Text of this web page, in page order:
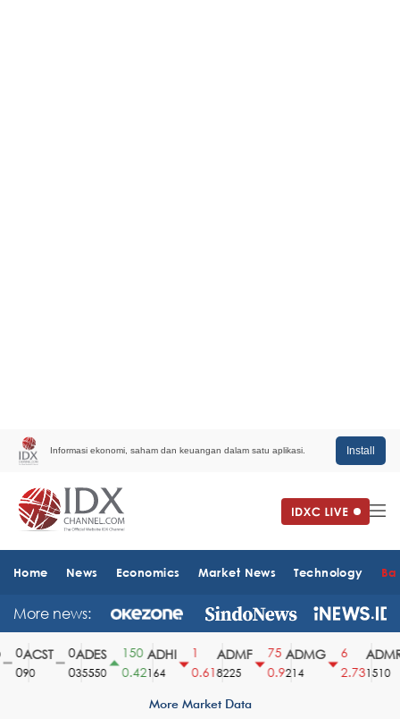
Informasi ekonomi, saham dan keuangan dalam satu aplikasi. Install
Home News Economics Market News Technology
More news:
ACST
90
ADES
35550
150
0.42
ADHI
164
0.61
ADMF
8225
75
0.9
ADMG
214
2.73
ADMR
1510
More Market Data